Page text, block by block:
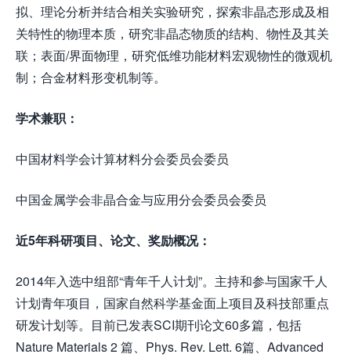
拟、理论分析并结合相关实验研究，探索非晶态形成及相
关特性的物理本质，研究非晶态物质的结构、物性及其关
联；表面/界面物理，研究低维功能材料宏观物性的微观机
制；合金材料形变机制等。
学术兼职：
中国材料学会计算材料分会委员会委员
中国金属学会非晶合金与应用分会委员会委员
近5年科研项目、论文、奖励概况：
2014年入选中组部“青年千人计划”。主持和参与国家千人
计划青年项目，国家自然科学基金面上项目及科技部重点
研发计划等。目前已发表SCI期刊论文60多篇，包括
Nature Materials 2 篇、Phys. Rev. Lett. 6篇、Advanced